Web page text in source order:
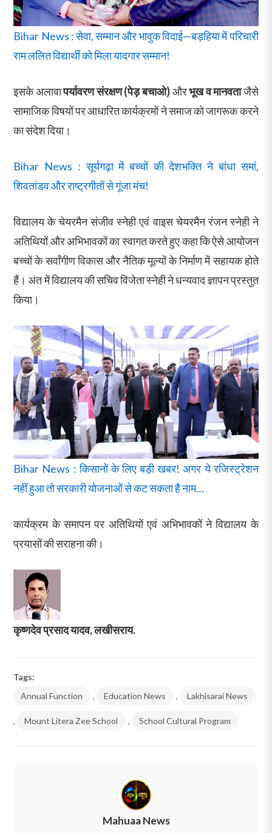
Bihar News : सेवा, सम्मान और भावुक विदाई—बड़हिया में परिचारी
राम ललित विद्यार्थी को मिला यादगार सम्मान!
इसके अलावापर्यावरण संरक्षण (पेड़ बचाओ)औरभूख व मानवताजैसे
सामाजिक विषयों पर आधारित कार्यक्रमों ने समाज को जागरूक करने
का संदेश दिया।
Bihar News : सूर्यगढ़ा में बच्चों की देशभक्ति ने बांधा समां,
शिवतांडव और राष्ट्रगीतों से गूंजा मंच!
विद्यालय के चेयरमैन संजीव स्नेही एवं वाइस चेयरमैन रंजन स्नेही ने
अतिथियों और अभिभावकों का स्वागत करते हुए कहा कि ऐसे आयोजन
बच्चों के सर्वांगीण विकास और नैतिक मूल्यों के निर्माण में सहायक होते
हैं। अंत में विद्यालय की सचिव विजेता स्नेही ने धन्यवाद ज्ञापन प्रस्तुत
किया।
Bihar News : किसानों के लिए बड़ी खबर! अगर ये रजिस्ट्रेशन
नहीं हुआ तो सरकारी योजनाओं से कट सकता है नाम…
कार्यक्रम के समापन पर अतिथियों एवं अभिभावकों ने विद्यालय के
प्रयासों की सराहना की।
कृष्णदेव प्रसाद यादव, लखीसराय.
Tags:
Annual Function
, Education News , Lakhisarai News
, Mount Litera Zee School , School Cultural Program
Mahuaa News